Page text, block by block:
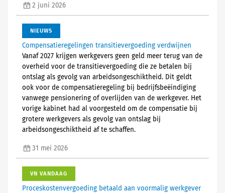
2 juni 2026
NIEUWS
Compensatieregelingen transitievergoeding verdwijnen
Vanaf 2027 krijgen werkgevers geen geld meer terug van de
overheid voor de transitievergoeding die ze betalen bij
ontslag als gevolg van arbeidsongeschiktheid. Dit geldt
ook voor de compensatieregeling bij bedrijfsbeëindiging
vanwege pensionering of overlijden van de werkgever. Het
vorige kabinet had al voorgesteld om de compensatie bij
grotere werkgevers als gevolg van ontslag bij
arbeidsongeschiktheid af te schaffen.
31 mei 2026
VN VANDAAG
Proceskostenvergoeding betaald aan voormalig werkgever